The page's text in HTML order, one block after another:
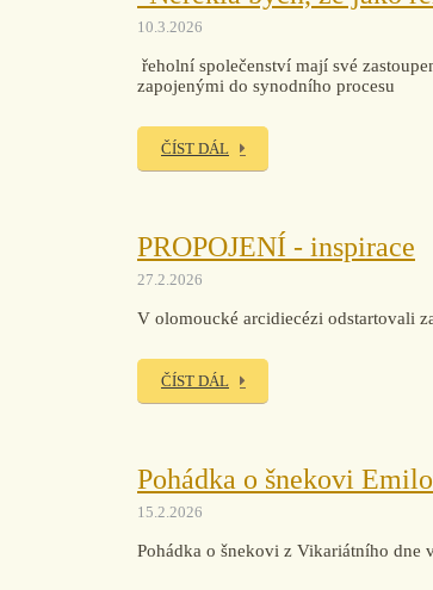
10.3.2026
řeholní společenství mají své
zapojenými do synodního procesu
ČÍST DÁL
PROPOJENÍ - inspirace
27.2.2026
V olomoucké arcidiecézi odstartovali
ČÍST DÁL
Pohádka o šnekovi
15.2.2026
Pohádka o šnekovi z Vikariátního